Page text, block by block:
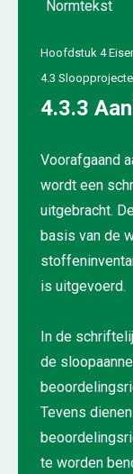
Normtekst
Hoofdstuk 4
4.3
4.3.3
Voorafgaand
wordt een
uitgebracht.
basis van de
is uitgevoerd.
In de
de
Tevens
te worden